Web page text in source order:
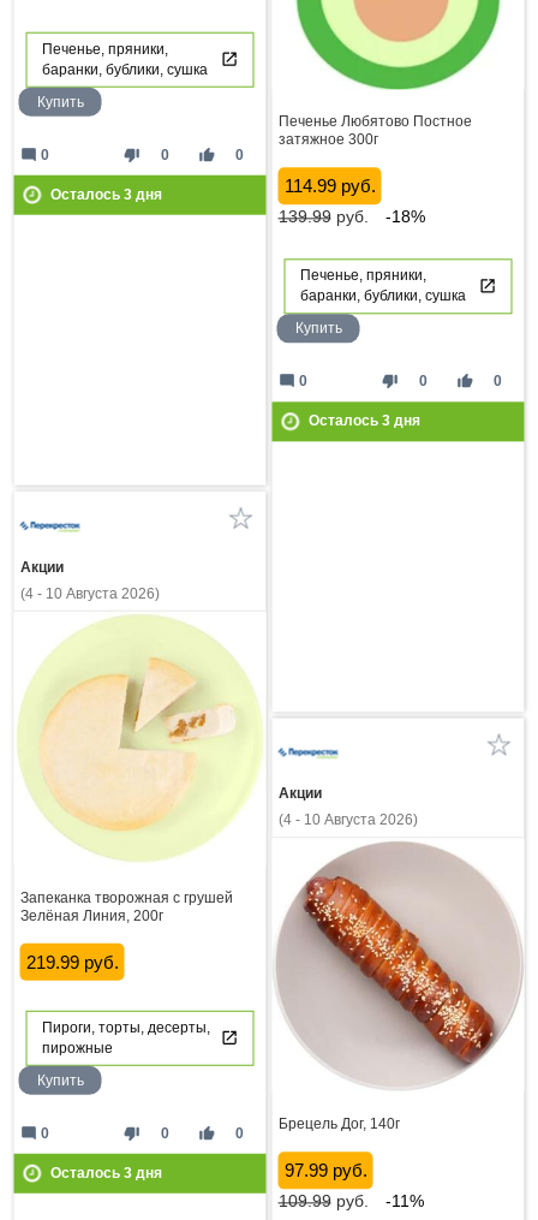
Печенье, пряники,
баранки, бублики, сушка
Купить
thumb_down 0 thumb_up 0
mode_comment 0
Осталось 3дня
Печенье Любятово Постное
затяжное 300г
114.99 руб.
139.99руб. -18%
Печенье, пряники,
баранки, бублики, сушка
Купить
thumb_down 0 thumb_up 0
mode_comment 0
Осталось 3дня
Акции
(4 - 10 Августа 2026)
Запеканка творожная с грушей
Зелёная Линия, 200г
219.99 руб.
Пироги, торты, десерты,
пирожные
Купить
thumb_down 0 thumb_up 0
mode_comment 0
Осталось 3дня
Акции
(4 - 10 Августа 2026)
Брецель Дог, 140г
97.99 руб.
109.99руб. -11%